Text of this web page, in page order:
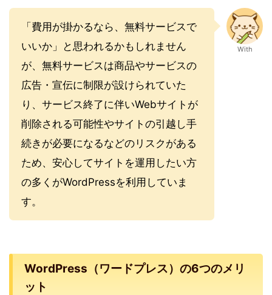
「費用が掛かるなら、無料サービスで
いいか」と思われるかもしれません
が、無料サービスは商品やサービスの
広告・宣伝に制限が設けられていた
り、サービス終了に伴いWebサイトが
削除される可能性やサイトの引越し手
続きが必要になるなどのリスクがある
ため、安心してサイトを運用したい方
の多くがWordPressを利用していま
す。
With
WordPress（ワードプレス）の6つのメリ
ット